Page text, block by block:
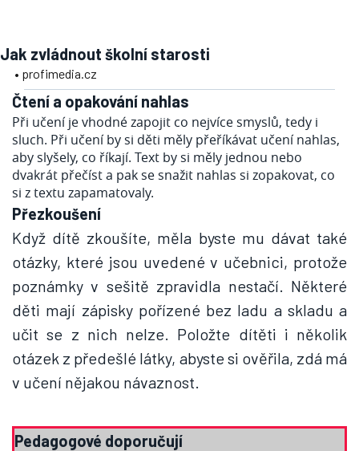
Jak zvládnout školní starosti
• profimedia.cz
Čtení a opakování nahlas
Při učení je vhodné zapojit co nejvíce smyslů, tedy i
sluch. Při učení by si děti měly přeříkávat učení nahlas,
aby slyšely, co říkají. Text by si měly jednou nebo
dvakrát přečíst a pak se snažit nahlas si zopakovat, co
si z textu zapamatovaly.
Přezkoušení
Když dítě zkoušíte, měla byste mu dávat také
otázky, které jsou uvedené v učebnici, protože
poznámky v sešitě zpravidla nestačí. Některé
děti mají zápisky pořízené bez ladu a skladu a
učit se z nich nelze. Položte dítěti i několik
otázek z předešlé látky, abyste si ověřila, zdá má
v učení nějakou návaznost.
Pedagogové doporučují